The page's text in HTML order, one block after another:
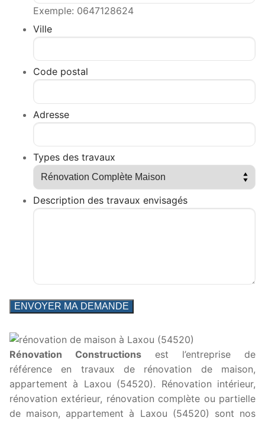
Exemple: 0647128624
Ville
Code postal
Adresse
Types des travaux
Description des travaux envisagés
Rénovation Constructions est l’entreprise de
référence en travaux de rénovation de maison,
appartement à Laxou (54520). Rénovation intérieur,
rénovation extérieur, rénovation complète ou partielle
de maison, appartement à Laxou (54520) sont nos